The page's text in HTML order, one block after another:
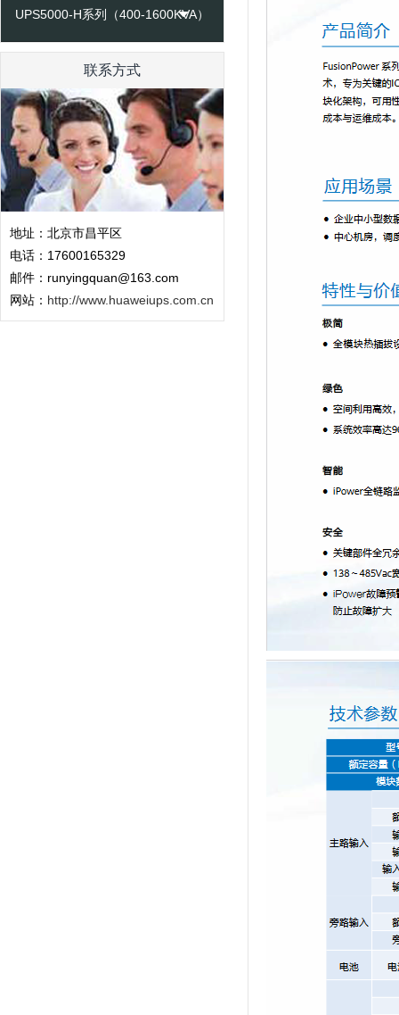
UPS5000-H系列（400-1600KVA）
联系方式
地址：北京市昌平区
电话：17600165329
邮件：runyingquan@163.com
网站： http://www.huaweiups.com.cn